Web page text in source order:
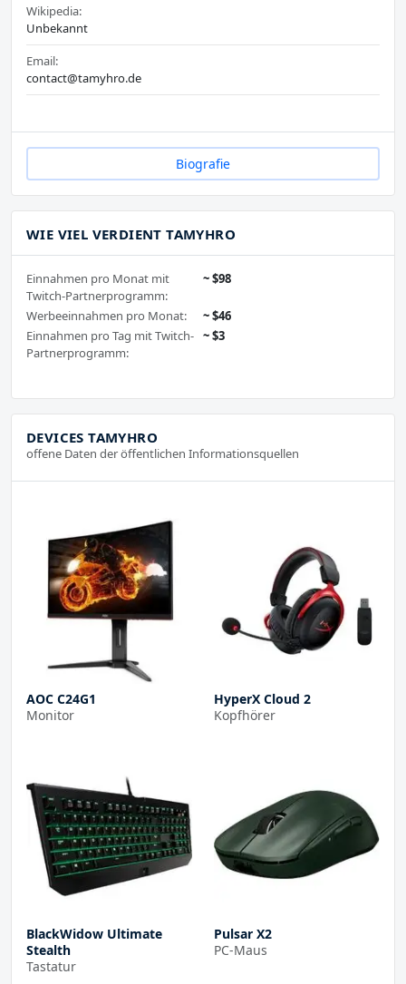
Wikipedia:
Unbekannt
Email:
contact@tamyhro.de
Biografie
WIE VIEL VERDIENT TAMYHRO
Einnahmen pro Monat mit
Twitch-Partnerprogramm:
~ $98
Werbeeinnahmen pro Monat:
~ $46
Einnahmen pro Tag mit Twitch-
Partnerprogramm:
~ $3
DEVICES TAMYHRO
offene Daten der öffentlichen Informationsquellen
AOC C24G1
Monitor
HyperX Cloud 2
Kopfhörer
BlackWidow Ultimate
Stealth
Tastatur
Pulsar X2
PC-Maus